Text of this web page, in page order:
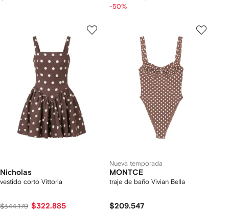
-50%
Nicholas
vestido corto Vittoria
$344.179 $322.885
Nueva temporada
MONTCE
traje de baño Vivian Bella
$209.547